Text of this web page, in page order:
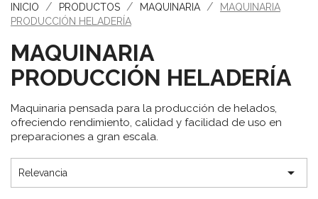
INICIO PRODUCTOS MAQUINARIA
MAQUINARIA
PRODUCCIÓN HELADERÍA
MAQUINARIA
PRODUCCIÓN HELADERÍA
Maquinaria pensada para la producción de helados,
ofreciendo rendimiento, calidad y facilidad de uso en
preparaciones a gran escala.
Relevancia 